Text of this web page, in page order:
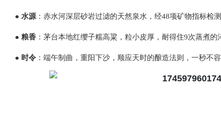
● 水源 ：赤水河深层砂岩过滤的天然泉水，经48项矿物指标检
● 粮香 ：茅台本地红缨子糯高粱，粒小皮厚，耐得住9次蒸煮的
● 时令 ：端午制曲，重阳下沙，顺应天时的酿造法则，一秒不